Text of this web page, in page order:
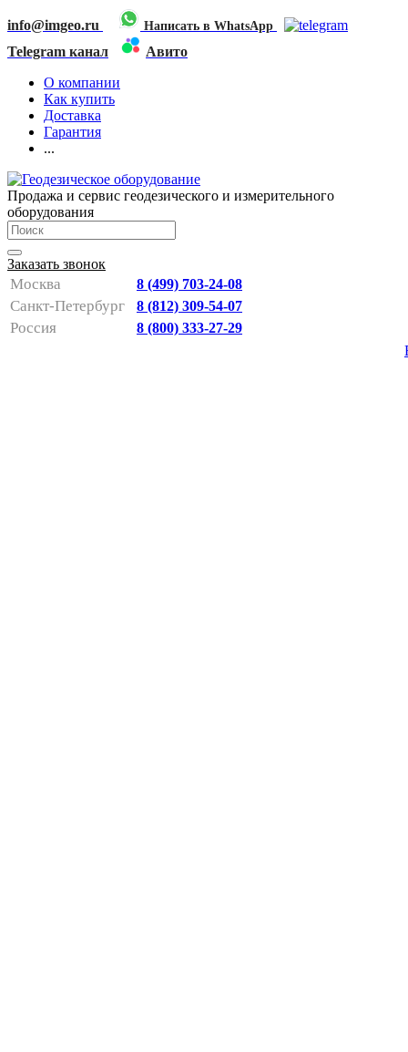
info@imgeo.ru Написать в WhatsApp
Telegram канал
Авито
О компании
Как купить
Доставка
Гарантия
...
Продажа и сервис геодезического и измерительного
оборудования
Заказать звонок
Москва 8 (499) 703-24-08
Санкт-Петербург 8 (812) 309-54-07
Россия
8 (800) 333-27-29